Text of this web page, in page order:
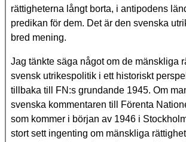
rättigheterna långt borta, i antipodens
predikan för dem. Det är den svenska
bred mening.
Jag tänkte säga något om de mänskliga
svensk utrikespolitik i ett historiskt
tillbaka till FN:s grundande 1945. Om
svenska kommentaren till Förenta
som kommer i början av 1946 i
stort sett ingenting om mänskliga